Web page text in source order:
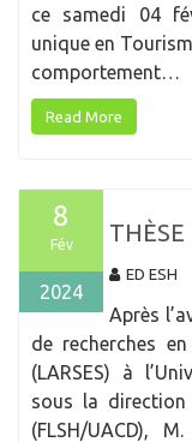
ce samedi 04
unique en
comportement…
Read More
8
Fév
2024
ED ESH
Après
de recherches
(LARSES) à
sous la direction
(FLSH/UACD),